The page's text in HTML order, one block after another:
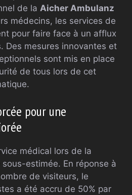
de la Aicher Ambulanz
médecins, les services de
pour faire face à un afflux
Des mesures innovantes et
sont mis en place
de tous lors de cet
pour une
médical lors de la
estimée. En réponse à
de visiteurs, le
a été accru de 50% par